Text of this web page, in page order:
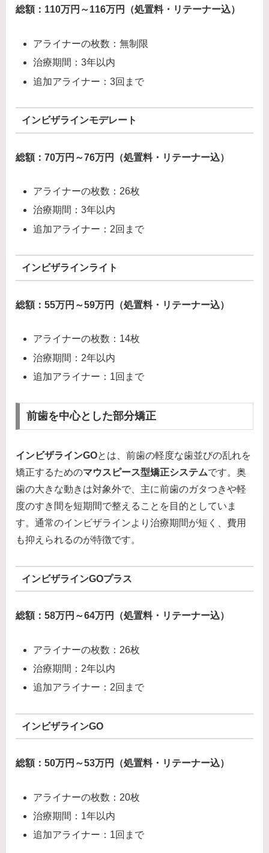
総額：110万円～116万円（処置料・リテーナー込）
アライナーの枚数：無制限
治療期間：3年以内
追加アライナー：3回まで
インビザラインモデレート
総額：70万円～76万円（処置料・リテーナー込）
アライナーの枚数：26枚
治療期間：3年以内
追加アライナー：2回まで
インビザラインライト
総額：55万円～59万円（処置料・リテーナー込）
アライナーの枚数：14枚
治療期間：2年以内
追加アライナー：1回まで
前歯を中心とした部分矯正
インビザラインGOとは、前歯の軽度な歯並びの乱れを
矯正するためのマウスピース型矯正システムです。奥
歯の大きな動きは対象外で、主に前歯のガタつきや軽
度のすき間を短期間で整えることを目的としていま
す。通常のインビザラインより治療期間が短く、費用
も抑えられるのが特徴です。
インビザラインGOプラス
総額：58万円～64万円（処置料・リテーナー込）
アライナーの枚数：26枚
治療期間：2年以内
追加アライナー：2回まで
インビザラインGO
総額：50万円～53万円（処置料・リテーナー込）
アライナーの枚数：20枚
治療期間：1年以内
追加アライナー：1回まで